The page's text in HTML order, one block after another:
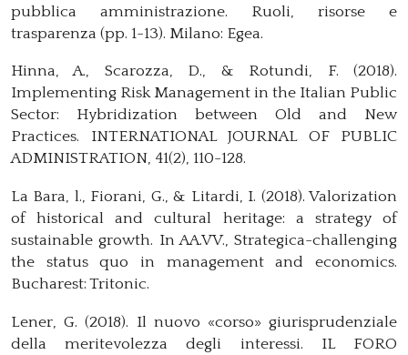
pubblica amministrazione. Ruoli, risorse e
trasparenza (pp. 1-13). Milano: Egea.
Hinna, A., Scarozza, D., & Rotundi, F. (2018).
Implementing Risk Management in the Italian Public
Sector: Hybridization between Old and New
Practices. INTERNATIONAL JOURNAL OF PUBLIC
ADMINISTRATION, 41(2), 110-128.
La Bara, l., Fiorani, G., & Litardi, I. (2018). Valorization
of historical and cultural heritage: a strategy of
sustainable growth. In AA.VV., Strategica-challenging
the status quo in management and economics.
Bucharest: Tritonic.
Lener, G. (2018). Il nuovo «corso» giurisprudenziale
della meritevolezza degli interessi. IL FORO